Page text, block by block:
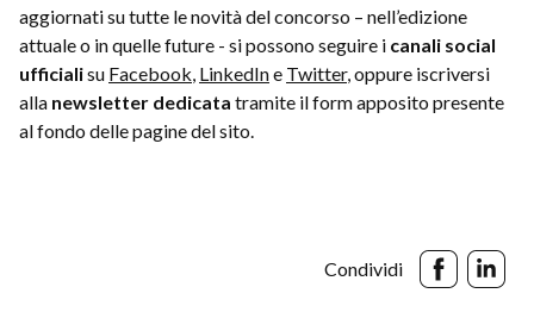
aggiornati su tutte le novità del concorso – nell’edizione
attuale o in quelle future - si possono seguire i canali social
ufficialisu Facebook, LinkedIne Twitter, oppure iscriversi
alla newsletter dedicata tramite il form apposito presente
al fondo delle pagine del sito.
Condividi